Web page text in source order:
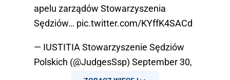
apelu zarządów Stowarzyszenia
Sędziów… pic.twitter.com/KYffK4SACd
— IUSTITIA Stowarzyszenie Sędziów
Polskich (@JudgesSsp) September 30,